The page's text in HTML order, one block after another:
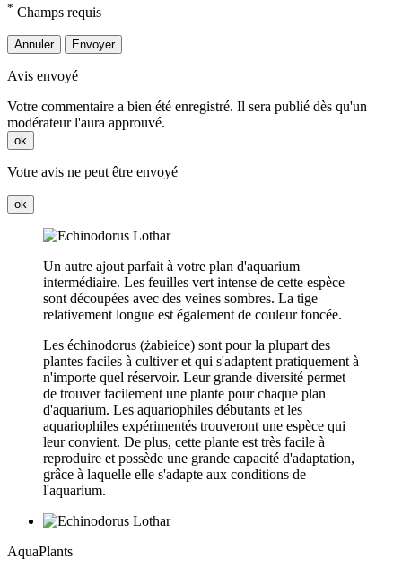
* Champs requis
Annuler Envoyer
Avis envoyé
Votre commentaire a bien été enregistré. Il sera publié dès qu'un
modérateur l'aura approuvé.
ok
Votre avis ne peut être envoyé
ok
Un autre ajout parfait à votre plan d'aquarium
intermédiaire. Les feuilles vert intense de cette espèce
sont découpées avec des veines sombres. La tige
relativement longue est également de couleur foncée.
Les échinodorus (żabieice) sont pour la plupart des
plantes faciles à cultiver et qui s'adaptent pratiquement à
n'importe quel réservoir. Leur grande diversité permet
de trouver facilement une plante pour chaque plan
d'aquarium. Les aquariophiles débutants et les
aquariophiles expérimentés trouveront une espèce qui
leur convient. De plus, cette plante est très facile à
reproduire et possède une grande capacité d'adaptation,
grâce à laquelle elle s'adapte aux conditions de
l'aquarium.
AquaPlants